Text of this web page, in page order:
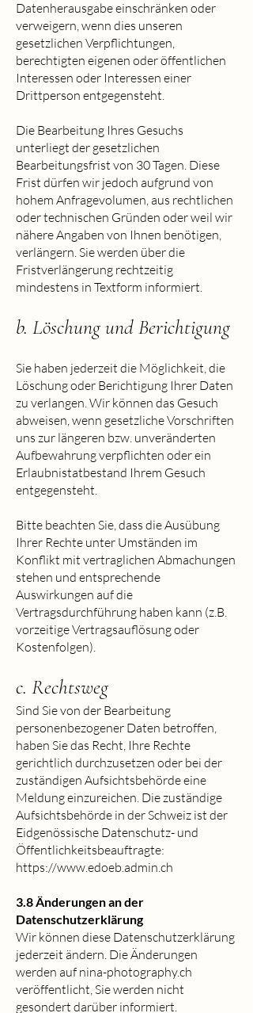
Datenherausgabe einschränken oder
verweigern, wenn dies unseren
gesetzlichen Verpflichtungen,
berechtigten eigenen oder öffentlichen
Interessen oder Interessen einer
Drittperson entgegensteht.
Die Bearbeitung Ihres Gesuchs
unterliegt der gesetzlichen
Bearbeitungsfrist von 30 Tagen. Diese
Frist dürfen wir jedoch aufgrund von
hohem Anfragevolumen, aus rechtlichen
oder technischen Gründen oder weil wir
nähere Angaben von Ihnen benötigen,
verlängern. Sie werden über die
Fristverlängerung rechtzeitig
mindestens in Textform informiert.
b. Löschung und Berichtigung
Sie haben jederzeit die Möglichkeit, die
Löschung oder Berichtigung Ihrer Daten
zu verlangen. Wir können das Gesuch
abweisen, wenn gesetzliche Vorschriften
uns zur längeren bzw. unveränderten
Aufbewahrung verpflichten oder ein
Erlaubnistatbestand Ihrem Gesuch
entgegensteht.
Bitte beachten Sie, dass die Ausübung
Ihrer Rechte unter Umständen im
Konflikt mit vertraglichen Abmachungen
stehen und entsprechende
Auswirkungen auf die
Vertragsdurchführung haben kann (z.B.
vorzeitige Vertragsauflösung oder
Kostenfolgen).
c. Rechtsweg
Sind Sie von der Bearbeitung
personenbezogener Daten betroffen,
haben Sie das Recht, Ihre Rechte
gerichtlich durchzusetzen oder bei der
zuständigen Aufsichtsbehörde eine
Meldung einzureichen. Die zuständige
Aufsichtsbehörde in der Schweiz ist der
Eidgenössische Datenschutz- und
Öffentlichkeitsbeauftragte:
https://www.edoeb.admin.ch
3.8 Änderungen an der
Datenschutzerklärung
Wir können diese Datenschutzerklärung
jederzeit ändern. Die Änderungen
werden auf nina-photography.ch
veröffentlicht, Sie werden nicht
gesondert darüber informiert.